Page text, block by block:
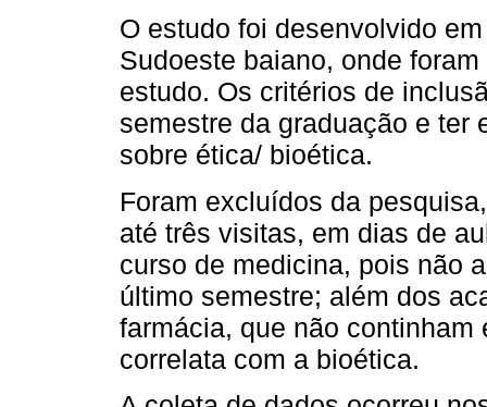
O estudo foi desenvolvido
Sudoeste baiano, onde
estudo. Os critérios de
semestre da graduação e ter
sobre ética/ bioética.
Foram excluídos da
até três visitas, em dias de
curso de medicina, pois não
último semestre; além dos
farmácia, que não
correlata com a bioética.